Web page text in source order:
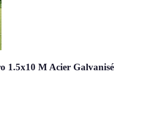
1.5x10 M Acier Galvanisé